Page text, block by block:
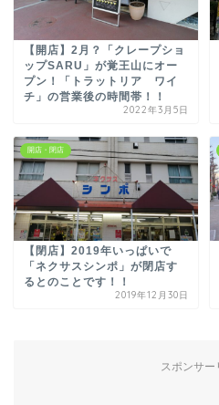
【開店】2月？「クレープショ
ップSARU」が覚王山にオー
プン！「トラットリア ワイ
チ」の営業後の時間帯！！
2022年3月5日
開店・閉店
【閉店】2019年いっぱいで
「ネクサスシンポ」が閉店す
るとのことです！！
2019年12月30日
スポンサー